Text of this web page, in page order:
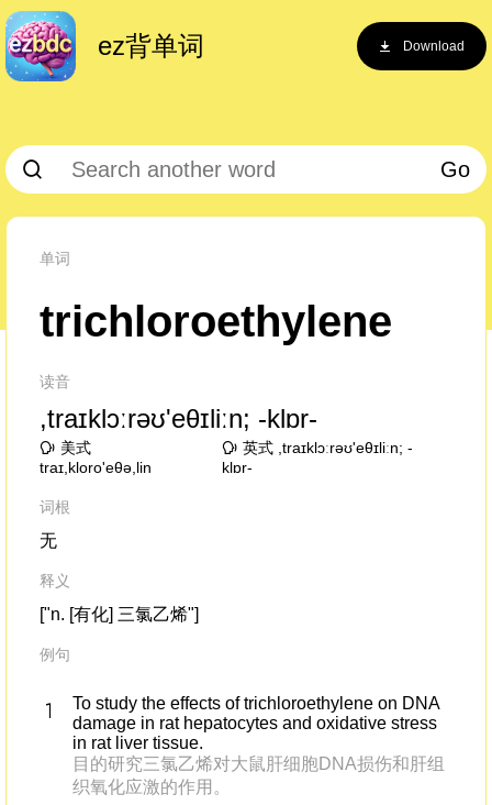
ez背单词 Download
Go
单词
trichloroethylene
读音
,traɪklɔːrəʊ'eθɪliːn; -klɒr-
美式
traɪ,kloro'eθə,lin
英式 ,traɪklɔːrəʊ'eθɪliːn; -
klɒr-
词根
无
释义
["n. [有化] 三氯乙烯"]
例句
To study the effects of trichloroethylene on DNA
damage in rat hepatocytes and oxidative stress
in rat liver tissue.
目的研究三氯乙烯对大鼠肝细胞DNA损伤和肝组
织氧化应激的作用。